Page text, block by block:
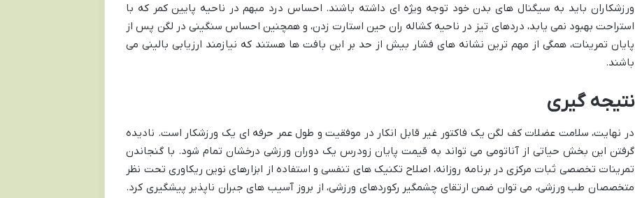
ورزشکاران باید به سیگنال های بدن خود توجه ویژه ای داشته باشند. احساس درد مبهم در ناحیه پایین کمر که با
استراحت بهبود نمی یابد، دردهای تیز در ناحیه کشاله ران حین استارت زدن، و همچنین احساس سنگینی در لگن پس از
پایان تمرینات، همگی از مهم ترین نشانه های فشار بیش از حد بر این بافت ها هستند که نیازمند ارزیابی بالینی می
باشند.
نتیجه گیری
در نهایت، سلامت عضلات کف لگن یک فاکتور غیر قابل انکار در موفقیت و طول عمر حرفه ای یک ورزشکار است. نادیده
گرفتن این بخش حیاتی از آناتومی می تواند به قیمت پایان زودرس یک دوران ورزشی درخشان تمام شود. با گنجاندن
تمرینات تخصصی ثبات مرکزی در برنامه روزانه، اصلاح تکنیک های تنفسی و استفاده از ابزارهای نوین ریکاوری تحت نظر
متخصصان طب ورزشی، می توان ضمن ارتقای چشمگیر رکوردهای ورزشی، از بروز آسیب های جبران ناپذیر پیشگیری کرد.